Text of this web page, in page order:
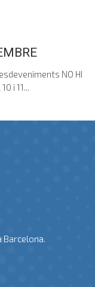
NO HI
i 11...
Barcelona.